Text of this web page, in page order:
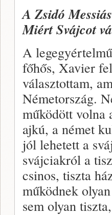
A Zsidó
Miért Svájcot
A
főhős, Xavier
választottam,
Németország.
működött volna
ajkú, a német
jól lehetett a
svájciakról a
csinos, tiszta
működnek
sem olyan